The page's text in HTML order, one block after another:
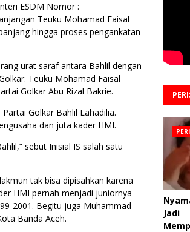
ESDM Nomor :
Teuku Mohamad Faisal
hingga proses pengankatan
urat saraf antara Bahlil dengan
Teuku Mohamad Faisal
Golkar Abu Rizal Bakrie.
Golkar Bahlil Lahadilia.
dan juta kader HMI.
sebut Inisial IS salah satu
tak bisa dipisahkan karena
HMI pernah menjadi juniornya
2001. Begitu juga Muhammad
Banda Aceh.
Jadi